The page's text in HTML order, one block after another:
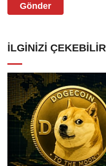
Gönder
İLGINIZI ÇEKEBILIR